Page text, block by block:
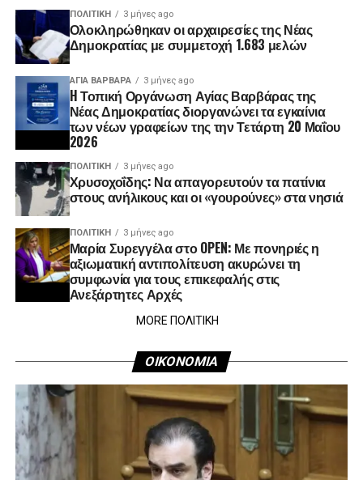
ΠΟΛΙΤΙΚΉ 3 μήνες ago
Ολοκληρώθηκαν οι αρχαιρεσίες της Νέας
Δημοκρατίας με συμμετοχή 1.683 μελών
ΑΓΙΑ ΒΑΡΒΑΡΑ 3 μήνες ago
H Τοπική Οργάνωση Αγίας Βαρβάρας της
Νέας Δημοκρατίας διοργανώνει τα εγκαίνια
των νέων γραφείων της την Τετάρτη 20 Μαΐου
2026
ΠΟΛΙΤΙΚΉ 3 μήνες ago
Χρυσοχοΐδης: Να απαγορευτούν τα πατίνια
στους ανήλικους και οι «γουρούνες» στα νησιά
ΠΟΛΙΤΙΚΉ 3 μήνες ago
Μαρία Συρεγγέλα στο OPEN: Με πονηριές η
αξιωματική αντιπολίτευση ακυρώνει τη
συμφωνία για τους επικεφαλής στις
Ανεξάρτητες Αρχές
MORE ΠΟΛΙΤΙΚΗ
ΟΙΚΟΝΟΜΙΑ